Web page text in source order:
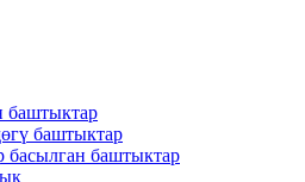
баштыктар
баштыктар
басылган баштыктар